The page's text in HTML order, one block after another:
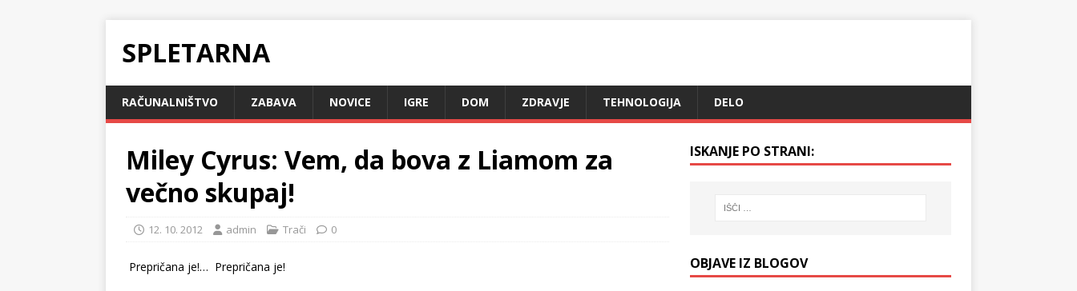
SPLETARNA
RAČUNALNIŠTVO ZABAVA NOVICE IGRE DOM ZDRAVJE TEHNOLOGIJA DELO
Miley Cyrus: Vem, da bova z Liamom za
večno skupaj!
12. 10. 2012 admin Trači 0
Prepričana je!… Prepričana je!
ISKANJE PO STRANI:
OBJAVE IZ BLOGOV